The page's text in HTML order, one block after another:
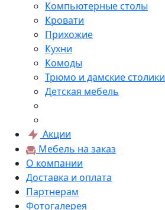
Компьютерные столы
Кровати
Прихожие
Кухни
Комоды
Трюмо и дамские столики
Детская мебель
Акции
Мебель на заказ
О компании
Доставка и оплата
Партнерам
Фотогалерея